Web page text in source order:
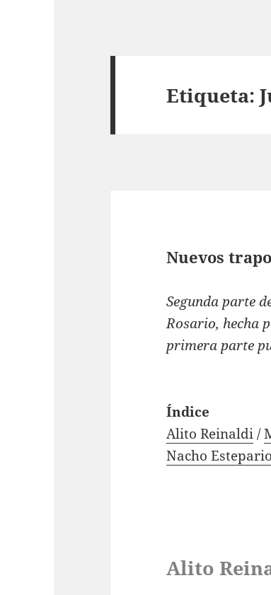
Etiqueta:
Nuevos
Segunda parte
Rosario, hecha
primera parte
Índice
Alito Reinaldi/
Nacho Estepario
Alito